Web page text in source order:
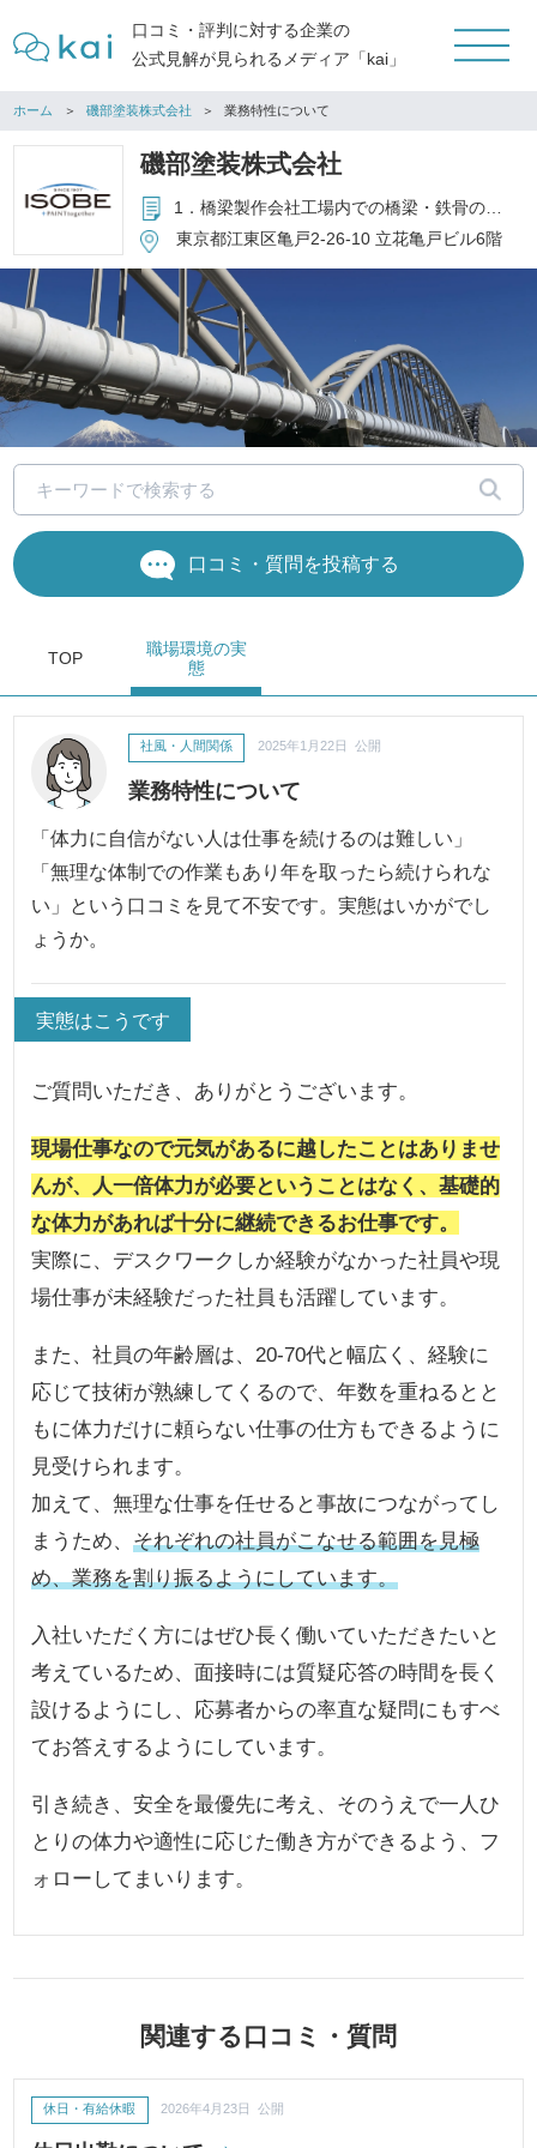
口コミ・評判に対する企業の
公式見解が見られるメディア「kai」
ホーム 磯部塗装株式会社 業務特性について
磯部塗装株式会社
1．橋梁製作会社工場内での橋梁・鉄骨の塗装工事 2．鉄道橋・道路橋及び高速道路の塗装工事 3．鉄骨・鉄塔・プラント設備等の塗装工事 4．建築一般塗装工事、ビル・マンション・住宅等のリニューアル工事 5．機械式駐車装置塗替、防滑処理工事 6．防水・ライニング・床工事 7．アスベスト関連工事 8．塗料及び建設資材等の販売 9．電気・電子部品、電子機器の販売、ケーブル加工品の販売 10．電気工事、情報通信工事、光ファイバー工事
東京都江東区亀戸2-26-10 立花亀戸ビル6階
口コミ・質問を投稿する
TOP
職場環境の実
態
業務特性について
社風・人間関係 2025年1月22日 公開
「体力に自信がない人は仕事を続けるのは難しい」
「無理な体制での作業もあり年を取ったら続けられな
い」という口コミを見て不安です。実態はいかがでし
ょうか。
実態はこうです
ご質問いただき、ありがとうございます。
現場仕事なので元気があるに越したことはありませ
んが、人一倍体力が必要ということはなく、基礎的
な体力があれば十分に継続できるお仕事です。
実際に、デスクワークしか経験がなかった社員や現
場仕事が未経験だった社員も活躍しています。
また、社員の年齢層は、20-70代と幅広く、経験に
応じて技術が熟練してくるので、年数を重ねるとと
もに体力だけに頼らない仕事の仕方もできるように
見受けられます。
加えて、無理な仕事を任せると事故につながってし
まうため、それぞれの社員がこなせる範囲を見極
め、業務を割り振るようにしています。
入社いただく方にはぜひ長く働いていただきたいと
考えているため、面接時には質疑応答の時間を長く
設けるようにし、応募者からの率直な疑問にもすべ
てお答えするようにしています。
引き続き、安全を最優先に考え、そのうえで一人ひ
とりの体力や適性に応じた働き方ができるよう、フ
ォローしてまいります。
関連する口コミ・質問
休日・有給休暇 2026年4月23日 公開